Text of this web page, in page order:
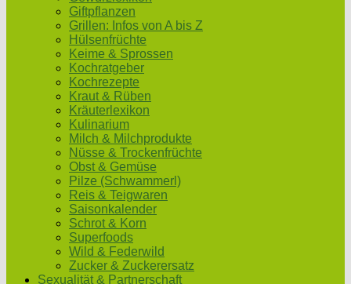
Giftpflanzen
Grillen: Infos von A bis Z
Hülsenfrüchte
Keime & Sprossen
Kochratgeber
Kochrezepte
Kraut & Rüben
Kräuterlexikon
Kulinarium
Milch & Milchprodukte
Nüsse & Trockenfrüchte
Obst & Gemüse
Pilze (Schwammerl)
Reis & Teigwaren
Saisonkalender
Schrot & Korn
Superfoods
Wild & Federwild
Zucker & Zuckerersatz
Sexualität & Partnerschaft